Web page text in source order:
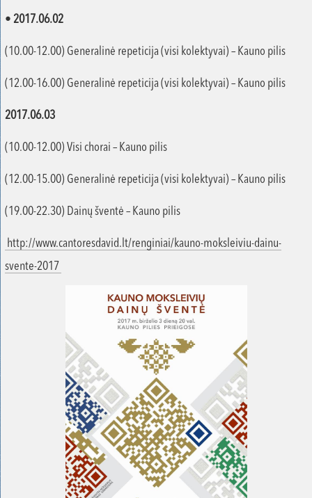
• 2017.06.02
(10.00-12.00) Generalinė repeticija (visi kolektyvai) – Kauno pilis
(12.00-16.00) Generalinė repeticija (visi kolektyvai) – Kauno pilis
2017.06.03
(10.00-12.00) Visi chorai – Kauno pilis
(12.00-15.00) Generalinė repeticija (visi kolektyvai) – Kauno pilis
(19.00-22.30) Dainų šventė – Kauno pilis
http://www.cantoresdavid.lt/renginiai/kauno-moksleiviu-dainu-
svente-2017